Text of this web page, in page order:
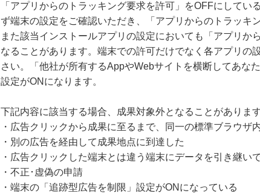
「アプリからのトラッキング要求を許可」をOFFにして
ず端末の設定をご確認いただき、「アプリからのトラッキ
また該当インストールアプリの設定においても「アプリか
なることがあります。端末での許可だけでなく各アプリ
さい。「他社が所有するAppやWebサイトを横断してあな
設定がONになります。
下記内容に該当する場合、成果対象外となることがあります
・広告クリックから成果に至るまで、同一の標準ブラウザ
・別の広告を経由して成果地点に到達した
・広告クリックした端末とは違う端末にデータを引き継い
・不正･虚偽の申請
・端末の「追跡型広告を制限」設定がONになっている